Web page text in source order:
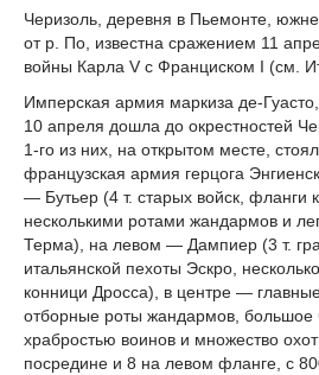
Черизоль, деревня в Пьемонте,
от р. По, известна сражением 11
войны Карла V с Франциском I (см.
Имперская армия маркиза де-
10 апреля дошла до окрестностей
1-го из них, на открытом месте,
французская армия герцога
— Бутьер (4 т. старых войск, фланги
несколькими ротами жандармов и
Терма), на левом — Дампиер (3 т.
итальянской пехоты Эскро,
конници Дросса), в центре —
отборные роты жандармов, большое
храбростью воинов и множество
посредине и 8 на левом фланге, с